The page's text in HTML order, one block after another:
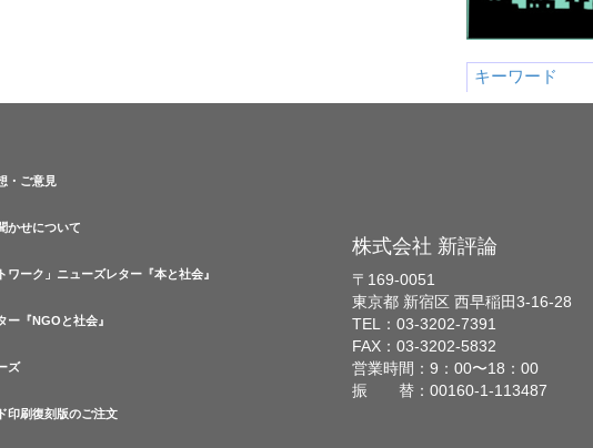
キーワード
・ご意見
かせについて
ワーク」ニューズレター『本と社会』
ー『NGOと社会』
ズ
印刷復刻版のご注文
株式会社 新評論
〒169-0051
東京都 新宿区 西早稲田3-16-28
TEL：03-3202-7391
FAX：03-3202-5832
営業時間：9：00〜18：00
振 替：00160-1-113487